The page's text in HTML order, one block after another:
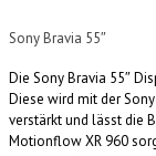
Sony Bravia 55″
Die Sony Bravia 55″
Diese wird mit der
verstärkt und lässt die
Motionflow XR 960